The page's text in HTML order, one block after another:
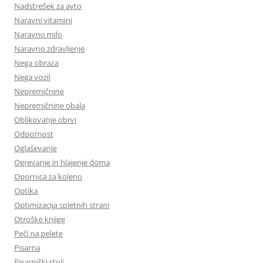
Nadstrešek za avto
Naravni vitamini
Naravno milo
Naravno zdravljenje
Nega obraza
Nega vozil
Nepremičnine
Nepremičnine obala
Oblikovanje obrvi
Odpornost
Oglaševanje
Ogrevanje in hlajenje doma
Opornica za koleno
Optika
Optimizacija spletnih strani
Otroške knjige
Peči na pelete
Pisarna